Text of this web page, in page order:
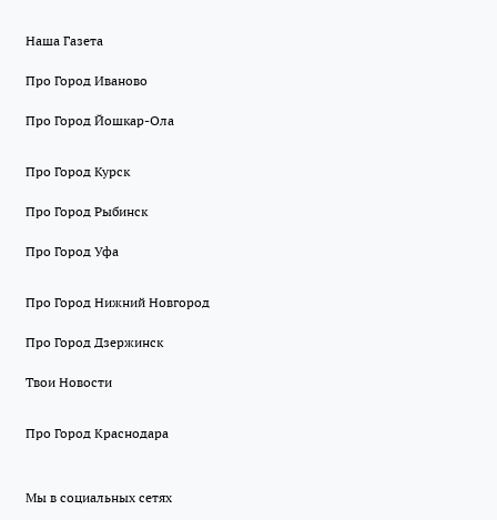
Наша Газета
Про Город Иваново
Про Город Йошкар-Ола
Про Город Курск
Про Город Рыбинск
Про Город Уфа
Про Город Нижний Новгород
Про Город Дзержинск
Твои Новости
Про Город Краснодара
Мы в социальных сетях